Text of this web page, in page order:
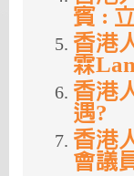
賓 :
香港
霖
香港
遇?
香港
會議